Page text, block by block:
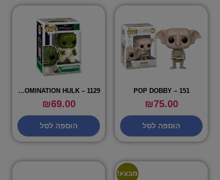
POP DOBBY – 151
₪75.00
הוספה לסל
POP ABOMINATION HULK – 1129
₪69.00
הוספה לסל
מבצע!